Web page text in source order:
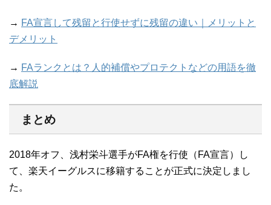
→ FA宣言して残留と行使せずに残留の違い｜メリットと
デメリット
→ FAランクとは？人的補償やプロテクトなどの用語を徹
底解説
まとめ
2018年オフ、浅村栄斗選手がFA権を行使（FA宣言）し
て、楽天イーグルスに移籍することが正式に決定しまし
た。